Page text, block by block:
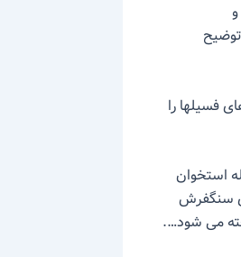
فسیلها را
استخوان
سنگفرش